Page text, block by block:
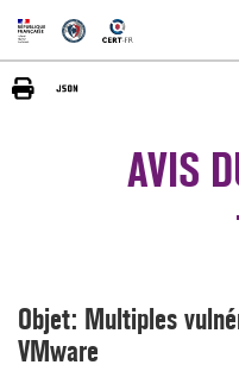
AVIS
Objet: Multiples
VMware